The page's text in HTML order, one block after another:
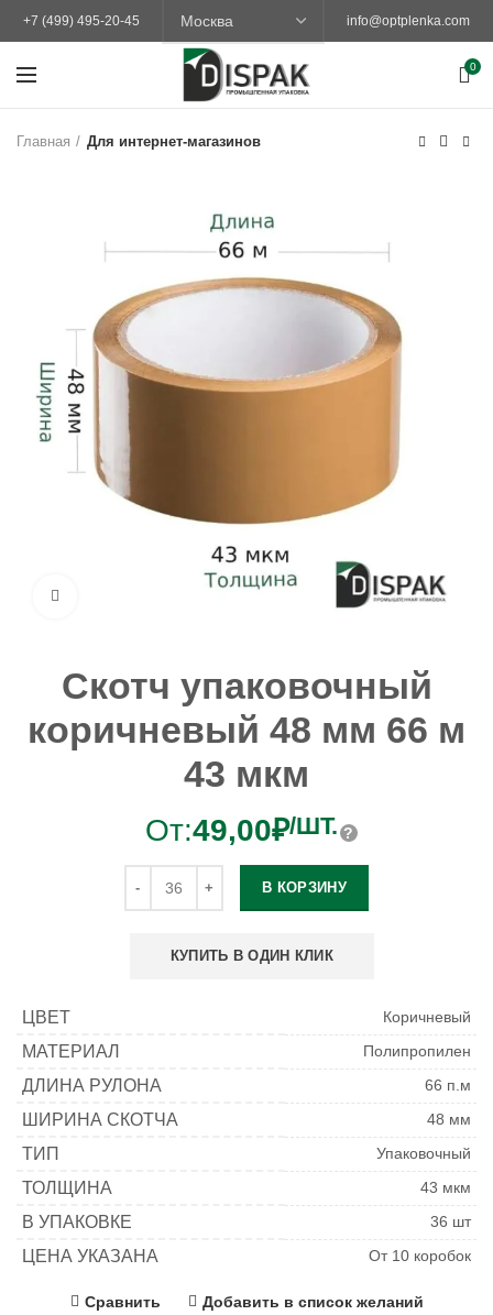
+7 (499) 495-20-45 info@optplenka.com
0
Главная Для интернет-магазинов
Скотч упаковочный
коричневый 48 мм 66 м
43 мкм
От:49,00₽/ШТ.
В КОРЗИНУ
КУПИТЬ В ОДИН КЛИК
ЦВЕТ Коричневый
МАТЕРИАЛ Полипропилен
ДЛИНА РУЛОНА 66 п.м
ШИРИНА СКОТЧА 48 мм
ТИП Упаковочный
ТОЛЩИНА 43 мкм
В УПАКОВКЕ 36 шт
ЦЕНА УКАЗАНА От 10 коробок
Сравнить Добавить в список желаний